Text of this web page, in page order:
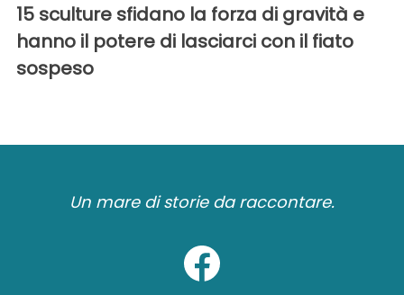
15 sculture sfidano la forza di gravità e
hanno il potere di lasciarci con il fiato
sospeso
Un mare di storie da raccontare.